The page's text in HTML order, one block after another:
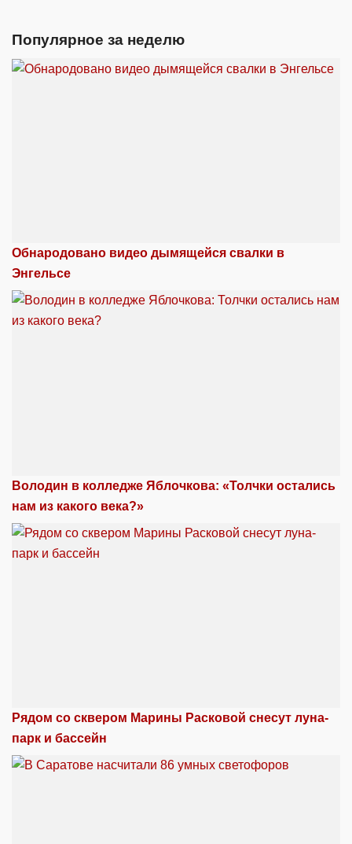
Популярное за неделю
Обнародовано видео дымящейся свалки в
Энгельсе
Володин в колледже Яблочкова: «Толчки остались
нам из какого века?»
Рядом со сквером Марины Расковой снесут луна-
парк и бассейн